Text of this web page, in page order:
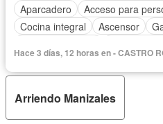
Aparcadero
Acceso para
Cocina integral
Ascensor
Hace 3 días, 12 horas en - CASTRO
Arriendo Manizales